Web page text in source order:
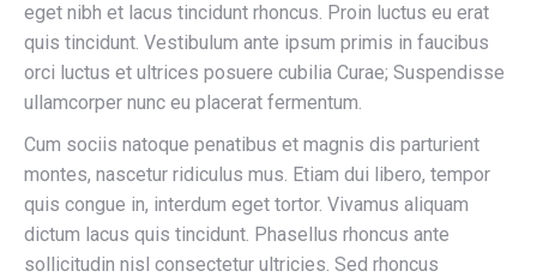
eget nibh et lacus tincidunt rhoncus. Proin luctus eu erat
quis tincidunt. Vestibulum ante ipsum primis in faucibus
orci luctus et ultrices posuere cubilia Curae; Suspendisse
ullamcorper nunc eu placerat fermentum.
Cum sociis natoque penatibus et magnis dis parturient
montes, nascetur ridiculus mus. Etiam dui libero, tempor
quis congue in, interdum eget tortor. Vivamus aliquam
dictum lacus quis tincidunt. Phasellus rhoncus ante
sollicitudin nisl consectetur ultricies. Sed rhoncus